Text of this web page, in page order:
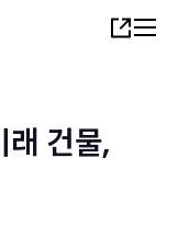
Share
래 건물,